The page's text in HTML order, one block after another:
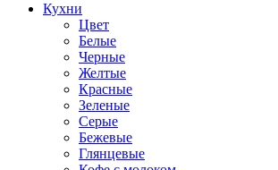
Кухни
Цвет
Белые
Черные
Желтые
Красные
Зеленые
Серые
Бежевые
Глянцевые